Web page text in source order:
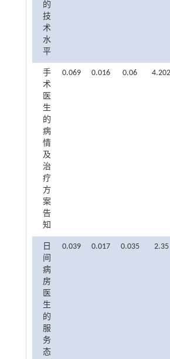
的
技
术
水
平
手
术
医
生
的
病
情
及
治
疗
方
案
告
知
0.069 0.016 0.06 4.202
日
间
病
房
医
生
的
服
务
态
0.039 0.017 0.035 2.35